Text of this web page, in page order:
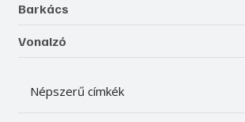
Barkács
Vonalzó
Népszerű címkék